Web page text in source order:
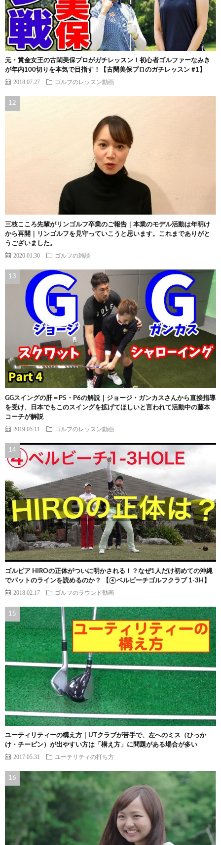
元・賞金女王の古閑美保プロがガチレッスン！初心者ゴルファーなみき
が年内100切りを本気で目指す！【古閑美保プロのガチレッスン #1】
2018.07.27 ゴルフのレッスン動画
三枝こころ先輩がリンゴルフ卒業のご報告｜本業のモデル活動は年明け
から再開｜リンゴルフを見守っていこうと思います。これまでありがと
うございました。
2020.01.30 ゴルフの雑談
GGスイングの肝＝P5・P6の解説｜ジョージ・ガンカスさんから直接指導
を受け、日本でもこのスイングを拡げてほしいと言われて活動中の藤本
コーチが解説
2019.05.11 ゴルフのレッスン動画
ゴルピア HIROの正体がついに明かされる！？なぜ1人だけ初めての沖縄
でパットのラインを読めるのか？ 【④ベルビーチゴルフクラブ 1-3H】
2018.02.17 ゴルフのラウンド動画
ユーティリティーの構え方｜UTクラブが苦手で、左へのミス（ひっか
け・チーピン）が出やすい方は「構え方」に問題がある場合が多い
2017.05.31 ユーテリティの打ち方